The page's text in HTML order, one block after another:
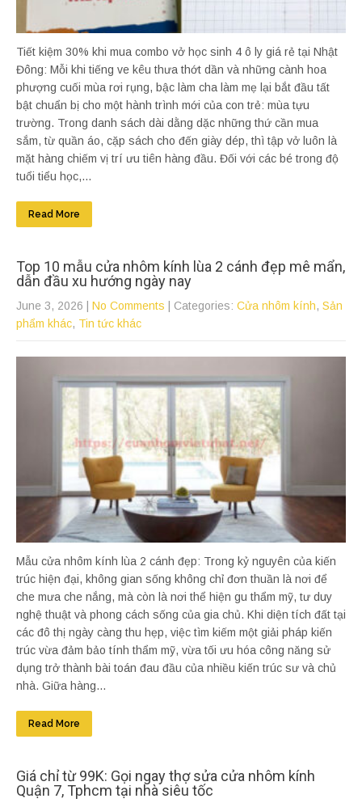
Tiết kiệm 30% khi mua combo vở học sinh 4 ô ly giá rẻ tại Nhật
Đông: Mỗi khi tiếng ve kêu thưa thớt dần và những cành hoa
phượng cuối mùa rơi rụng, bậc làm cha làm mẹ lại bắt đầu tất
bật chuẩn bị cho một hành trình mới của con trẻ: mùa tựu
trường. Trong danh sách dài dằng dặc những thứ cần mua
sắm, từ quần áo, cặp sách cho đến giày dép, thì tập vở luôn là
mặt hàng chiếm vị trí ưu tiên hàng đầu. Đối với các bé trong độ
tuổi tiểu học,...
Read More
Top 10 mẫu cửa nhôm kính lùa 2 cánh đẹp mê mẩn,
dẫn đầu xu hướng ngày nay
June 3, 2026 No Comments | Categories: Cửa nhôm kính, Sản
phẩm khác, Tin tức khác
Mẫu cửa nhôm kính lùa 2 cánh đẹp: Trong kỷ nguyên của kiến
trúc hiện đại, không gian sống không chỉ đơn thuần là nơi để
che mưa che nắng, mà còn là nơi thể hiện gu thẩm mỹ, tư duy
nghệ thuật và phong cách sống của gia chủ. Khi diện tích đất tại
các đô thị ngày càng thu hẹp, việc tìm kiếm một giải pháp kiến
trúc vừa đảm bảo tính thẩm mỹ, vừa tối ưu hóa công năng sử
dụng trở thành bài toán đau đầu của nhiều kiến trúc sư và chủ
nhà. Giữa hàng...
Read More
Giá chỉ từ 99K: Gọi ngay thợ sửa cửa nhôm kính
Quận 7, Tphcm tại nhà siêu tốc